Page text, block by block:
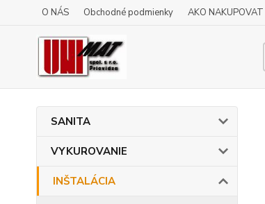
O NÁS Obchodné podmienky AKO NAKUPOVAT
SANITA
VYKUROVANIE
INŠTALÁCIA